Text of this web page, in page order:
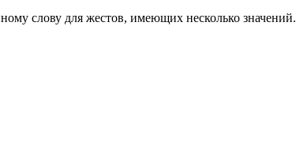
слову для жестов, имеющих несколько значений.